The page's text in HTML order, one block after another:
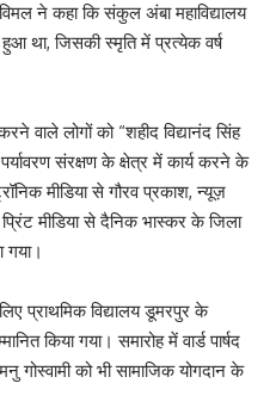
ने कहा कि संकुल अंबा महाविद्यालय
था, जिसकी स्मृति में प्रत्येक वर्ष
वाले लोगों को “शहीद विद्यानंद सिंह
संरक्षण के क्षेत्र में कार्य करने के
मीडिया से गौरव प्रकाश, न्यूज़
मीडिया से दैनिक भास्कर के जिला
गया।
प्राथमिक विद्यालय डूमरपुर के
किया गया। समारोह में वार्ड पार्षद
गोस्वामी को भी सामाजिक योगदान के